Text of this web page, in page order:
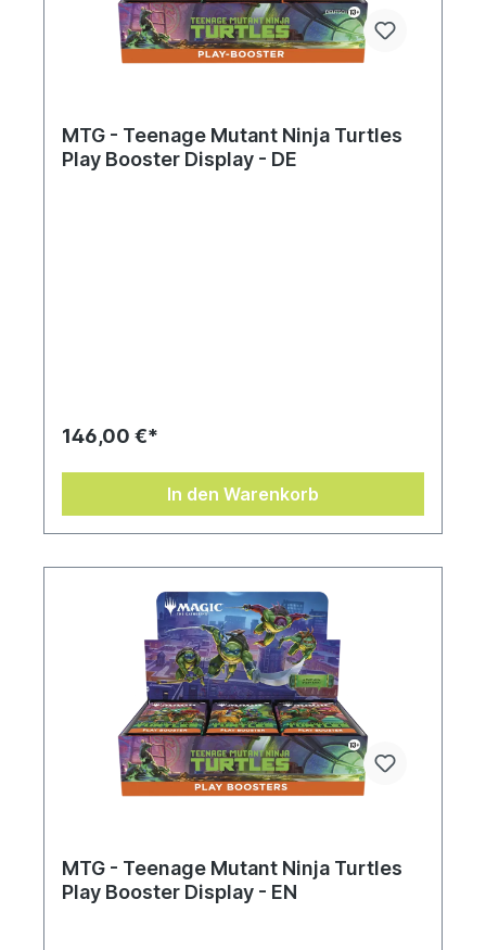
MTG - Teenage Mutant Ninja Turtles
Play Booster Display - DE
146,00 €*
In den Warenkorb
MTG - Teenage Mutant Ninja Turtles
Play Booster Display - EN